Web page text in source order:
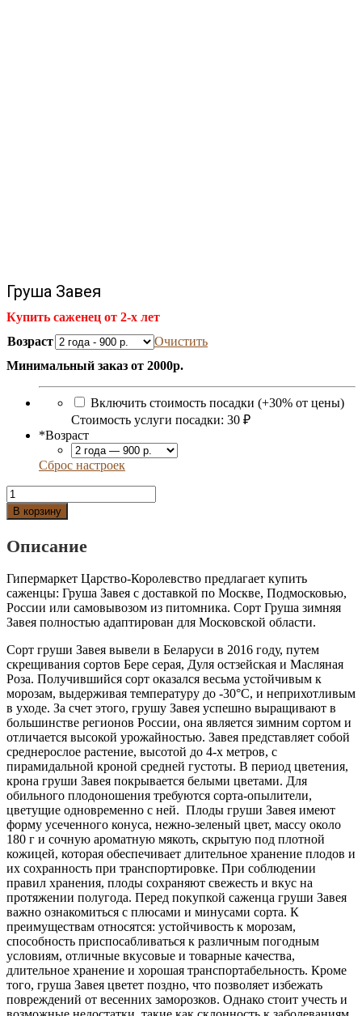
Груша Завея
Купить саженец от 2-х лет
Возраст
Очистить
Минимальный заказ от 2000р.
Включить стоимость посадки (+30% от цены)
Стоимость услуги посадки: 30 ₽
*Возраст
Сброс настроек
Количество
Груша
Завея
В корзину
Описание
Гипермаркет Царство-Королевство предлагает купить
саженцы: Груша Завея с доставкой по Москве, Подмосковью,
России или самовывозом из питомника. Сорт Груша зимняя
Завея полностью адаптирован для Московской области.
Сорт груши Завея вывели в Беларуси в 2016 году, путем
скрещивания сортов Бере серая, Дуля остзейская и Масляная
Роза. Получившийся сорт оказался весьма устойчивым к
морозам, выдерживая температуру до -30°С, и неприхотливым
в уходе. За счет этого, грушу Завея успешно выращивают в
большинстве регионов России, она является зимним сортом и
отличается высокой урожайностью. Завея представляет собой
среднерослое растение, высотой до 4-х метров, с
пирамидальной кроной средней густоты. В период цветения,
крона груши Завея покрывается белыми цветами. Для
обильного плодоношения требуются сорта-опылители,
цветущие одновременно с ней. Плоды груши Завея имеют
форму усеченного конуса, нежно-зеленый цвет, массу около
180 г и сочную ароматную мякоть, скрытую под плотной
кожицей, которая обеспечивает длительное хранение плодов и
их сохранность при транспортировке. При соблюдении
правил хранения, плоды сохраняют свежесть и вкус на
протяжении полугода. Перед покупкой саженца груши Завея
важно ознакомиться с плюсами и минусами сорта. К
преимуществам относятся: устойчивость к морозам,
способность приспосабливаться к различным погодным
условиям, отличные вкусовые и товарные качества,
длительное хранение и хорошая транспортабельность. Кроме
того, груша Завея цветет поздно, что позволяет избежать
повреждений от весенних заморозков. Однако стоит учесть и